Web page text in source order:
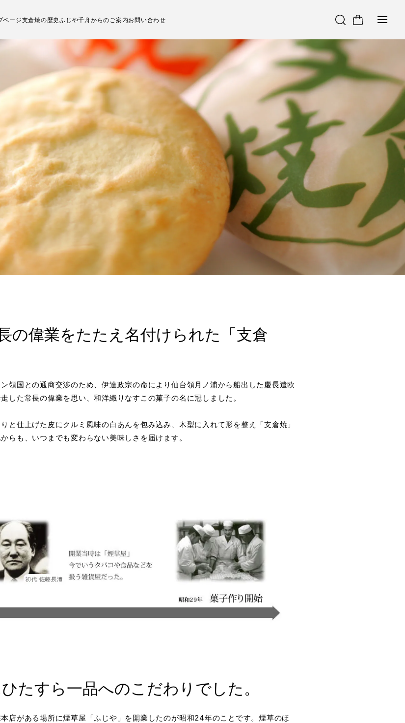
ページ支倉焼の歴史ふじや千舟からのご案内お問い合わせ
の偉業をたたえ名付けられた「支倉
領国との通商交渉のため、伊達政宗の命により仙台領月ノ浦から船出した慶長遣欧
した常長の偉業を思い、和洋織りなすこの菓子の名に冠しました。
と仕上げた皮にクルミ風味の白あんを包み込み、木型に入れて形を整え「支倉焼」
らも、いつまでも変わらない美味しさを届けます。
たすら一品へのこだわりでした。
店がある場所に煙草屋「ふじや」を開業したのが昭和24年のことです。煙草のほ